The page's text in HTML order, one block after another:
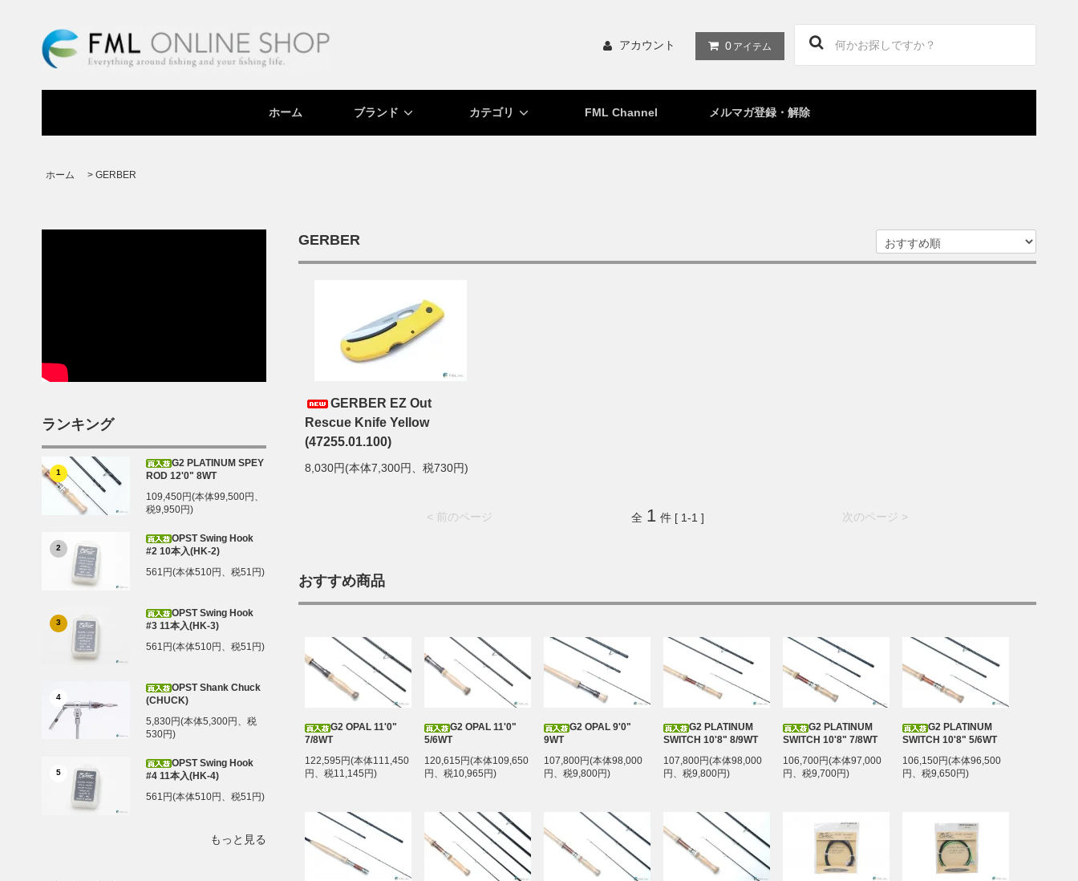
アカウント 0 アイテム
ホーム ブランド カテゴリ FML Channel メルマガ登録・解除
ホーム > GERBER
ランキング
1
G2 PLATINUM SPEY
ROD 12'0" 8WT
109,450円(本体99,500円、
税9,950円)
2
OPST Swing Hook
#2 10本入(HK-2)
561円(本体510円、税51円)
3
OPST Swing Hook
#3 11本入(HK-3)
561円(本体510円、税51円)
4
OPST Shank Chuck
(CHUCK)
5,830円(本体5,300円、税
530円)
5
OPST Swing Hook
#4 11本入(HK-4)
561円(本体510円、税51円)
もっと見る
GERBER
GERBER EZ Out
Rescue Knife Yellow
(47255.01.100)
8,030円(本体7,300円、税730円)
< 前のページ 次のページ >
全 1 件 [ 1-1 ]
おすすめ商品
G2 OPAL 11'0"
7/8WT
122,595円(本体111,450
円、税11,145円)
G2 OPAL 11'0"
5/6WT
120,615円(本体109,650
円、税10,965円)
G2 OPAL 9'0"
9WT
107,800円(本体98,000
円、税9,800円)
G2 PLATINUM
SWITCH 10'8" 8/9WT
107,800円(本体98,000
円、税9,800円)
G2 PLATINUM
SWITCH 10'8" 7/8WT
106,700円(本体97,000
円、税9,700円)
G2 PLATINUM
SWITCH 10'8" 5/6WT
106,150円(本体96,500
円、税9,650円)